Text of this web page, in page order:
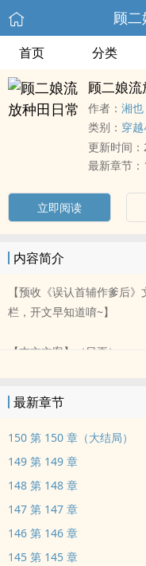
顾
首页 分类
顾二娘流
作者： 湘也
类别： 穿
更新时间：
最新章节：
立即阅读
内容简介
【预收《误认首辅作爹后
栏，开文早知道唷~】
【本文文案】（日更）
还身在被流放到南疆的路上
至于原主的夫婿？
见都没见过的男人，与她何
想办法跟夫婿讨来了一纸和
最新章节
150 第 150 章（大结局）
149 第 149 章
148 第 148 章
147 第 147 章
146 第 146 章
145 第 145 章